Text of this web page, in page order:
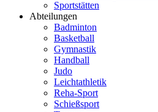
Sportstätten
Abteilungen
Badminton
Basketball
Gymnastik
Handball
Judo
Leichtathletik
Reha-Sport
Schießsport